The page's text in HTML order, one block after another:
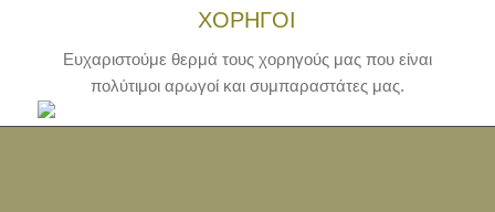
ΧΟΡΗΓΟΙ
Ευχαριστούμε θερμά τους χορηγούς μας που είναι
πολύτιμοι αρωγοί και συμπαραστάτες μας.